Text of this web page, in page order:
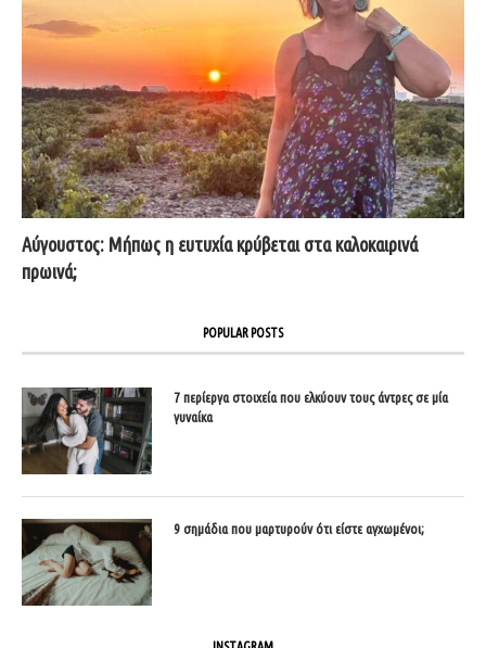
Αύγουστος: Μήπως η ευτυχία κρύβεται στα καλοκαιρινά
πρωινά;
POPULAR POSTS
7 περίεργα στοιχεία που ελκύουν τους άντρες σε μία
γυναίκα
9 σημάδια που μαρτυρούν ότι είστε αγχωμένοι;